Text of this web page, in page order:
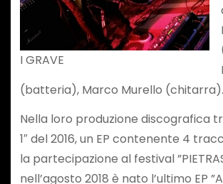
I GRAVE
(batteria), Marco Murello (chitarra).
Nella loro produzione discografica
1″ del 2016, un EP contenente 4
la partecipazione al festival
nell’agosto 2018 è nato l’ultimo EP